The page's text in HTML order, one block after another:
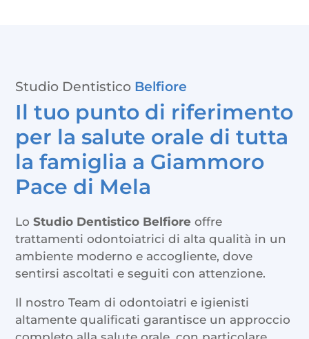
Studio Dentistico Belfiore
Il tuo punto di riferimento
per la salute orale di tutta
la famiglia a Giammoro
Pace di Mela
LoStudio Dentistico Belfiore offre
trattamenti odontoiatrici di alta qualità in un
ambiente moderno e accogliente, dove
sentirsi ascoltati e seguiti con attenzione.
Il nostro Team di odontoiatri e igienisti
altamente qualificati garantisce un approccio